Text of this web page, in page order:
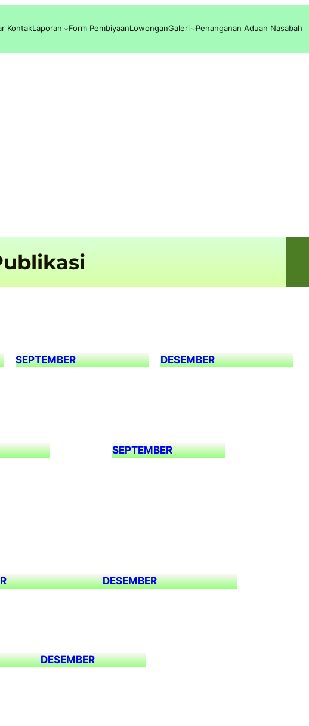
KontakLaporan Form PembiyaanLowonganGaleri Penanganan Aduan Nasabah
SEPTEMBER DESEMBER
SEPTEMBER
DESEMBER
DESEMBER